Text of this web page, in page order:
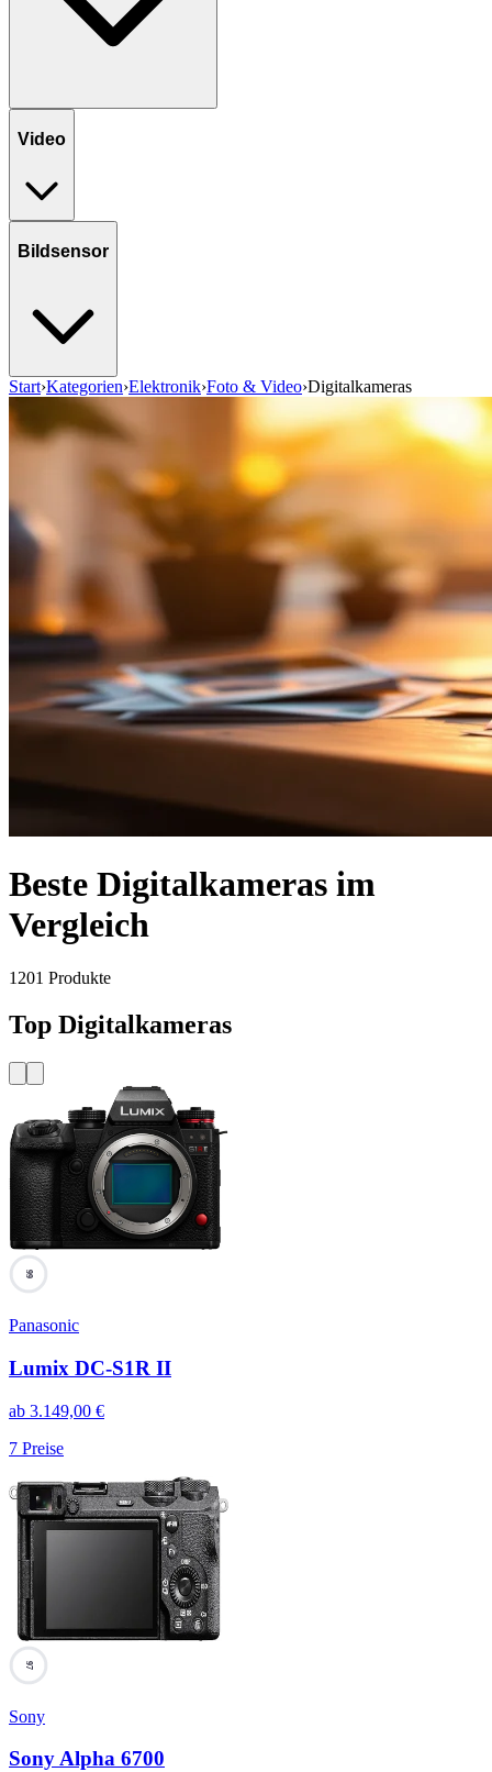
Video
Bildsensor
Start›Kategorien›Elektronik›Foto & Video›Digitalkameras
Beste Digitalkameras im
Vergleich
1201 Produkte
Top Digitalkameras
99
Panasonic
Lumix DC-S1R II
ab 3.149,00 €
7 Preise
97
Sony
Sony Alpha 6700